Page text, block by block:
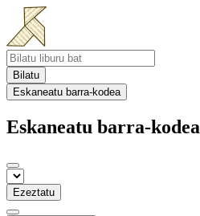
Bilatu
Eskaneatu barra-kodea
Eskaneatu barra-kodea
Ezeztatu